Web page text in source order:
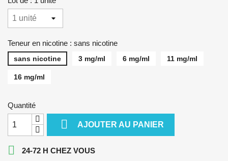
Teneur en nicotine : sans nicotine
sans nicotine 3 mg/ml 6 mg/ml 11 mg/ml
16 mg/ml
Quantité
 AJOUTER AU PANIER
 24-72 H CHEZ VOUS